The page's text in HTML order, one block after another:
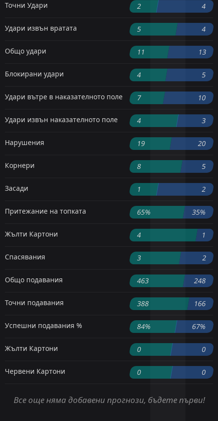
Точни Удари 2 4
Удари извън вратата 5 4
Общо удари 11 13
Блокирани удари 4 5
Удари вътре в наказателното поле 7 10
Удари извън наказателното поле 4 3
Нарушения 19 20
Корнери 8 5
Засади 1 2
Притежание на топката 65% 35%
Жълти Картони 4 1
Спасявания 3 2
Общо подавания 463 248
Точни подавания 388 166
Успешни подавания % 84% 67%
Жълти Картони 0 0
Червени Картони 0 0
Все още няма добавени прогнози, бъдете първи!